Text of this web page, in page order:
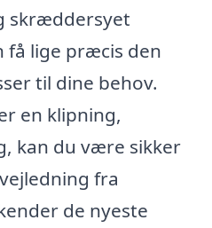
skræddersyet
få lige præcis den
til dine behov.
en klipning,
kan du være sikker
fra
de nyeste